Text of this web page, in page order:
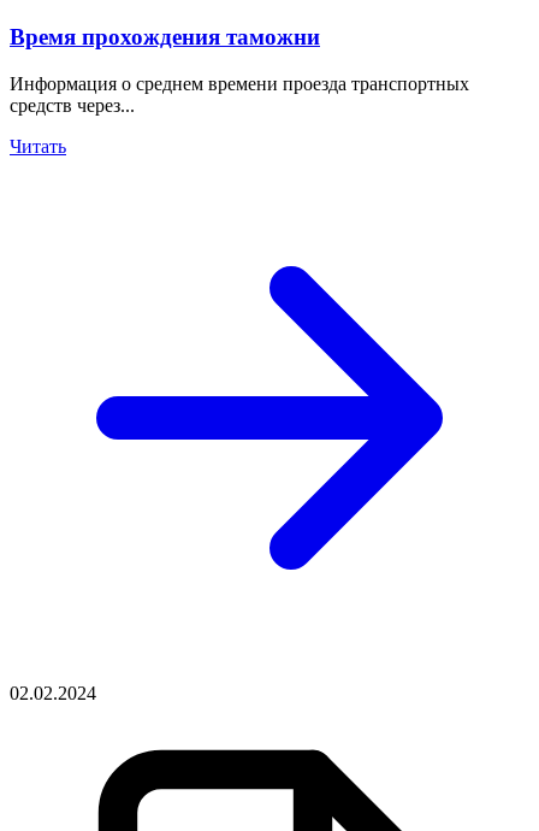
Время прохождения таможни
Информация о среднем времени проезда транспортных
средств через...
Читать
02.02.2024